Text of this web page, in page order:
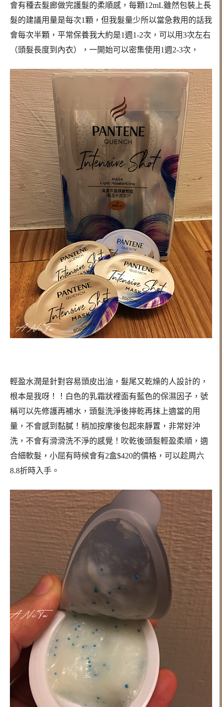
會有種去髮廊做完護髮的柔順感，每顆12mL雖然包裝上長
髮的建議用量是每次1顆，但我髮量少所以當急救用的話我
會每次半顆，平常保養我大約是1週1-2次，可以用3次左右
（頭髮長度到內衣），一開始可以密集使用1週2-3次，
輕盈水潤是針對容易頭皮出油，髮尾又乾燥的人設計的，
根本是我呀！！白色的乳霜狀裡面有藍色的保濕因子，號
稱可以先修護再補水，頭髮洗淨後擰乾再抹上適當的用
量，不會感到黏膩！稍加按摩後包起來靜置，非常好沖
洗，不會有滑滑洗不淨的感覺！吹乾後頭髮輕盈柔順，適
合細軟髮，小屈有時候會有2盒$420的價格，可以趁周六
8.8折時入手。